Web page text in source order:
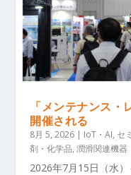
「メンテナンス・
開催される
8月 5, 2026 | IoT・AI, セ
剤・化学品,潤滑関連機器
2026年7月15日（水